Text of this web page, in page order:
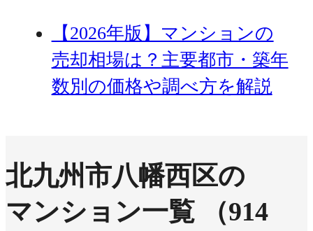
【2026年版】マンションの
売却相場は？主要都市・築年
数別の価格や調べ方を解説
北九州市八幡西区の
マンション一覧
（914